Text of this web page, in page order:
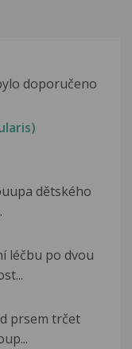
doporučeno
dětského
léčbu po dvou
prsem trčet